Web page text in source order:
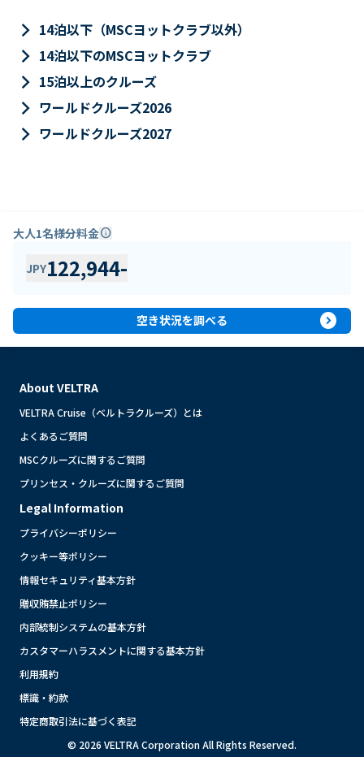
keyboard_arrow_right 14泊以下（MSCヨットクラブ以外）
keyboard_arrow_right 14泊以下のMSCヨットクラブ
keyboard_arrow_right 15泊以上のクルーズ
keyboard_arrow_right ワールドクルーズ2026
keyboard_arrow_right ワールドクルーズ2027
大人1名様分料金info
JPY122,944-
空き状況を調べる expand_circle_right
About VELTRA
VELTRA Cruise（ベルトラクルーズ）とは
よくあるご質問
MSCクルーズに関するご質問
プリンセス・クルーズに関するご質問
Legal Information
プライバシーポリシー
クッキー等ポリシー
情報セキュリティ基本方針
贈収賄禁止ポリシー
内部統制システムの基本方針
カスタマーハラスメントに関する基本方針
利用規約
標識・約款
特定商取引法に基づく表記
© 2026 VELTRA Corporation All Rights Reserved.